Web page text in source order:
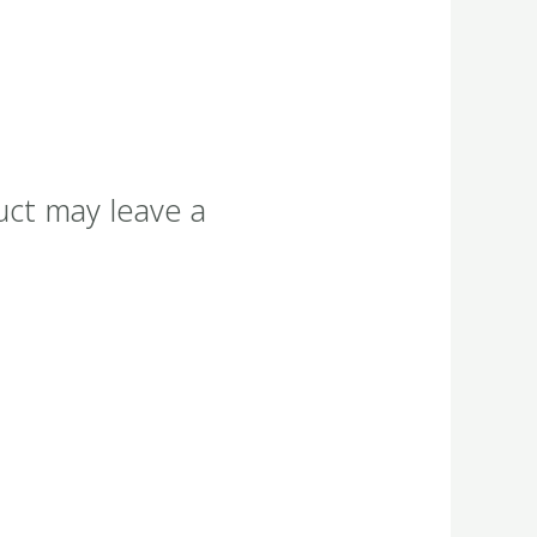
may leave a